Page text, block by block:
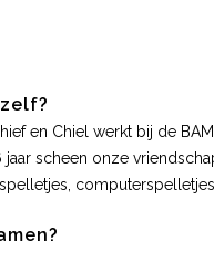
en Chiel werkt bij de
scheen onze